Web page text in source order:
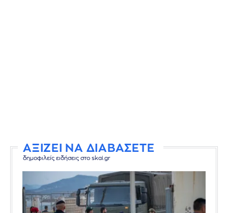
ΑΞΙΖΕΙ ΝΑ ΔΙΑΒΑΣΕΤΕ
δημοφιλείς ειδήσεις στο skai.gr